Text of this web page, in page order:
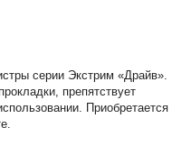
серии Экстрим «Драйв».
препятствует
Приобретается